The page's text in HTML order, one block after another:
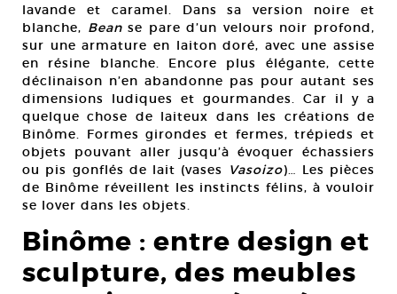
lavande et caramel. Dans sa version noire et
blanche, Beanse pare d’un velours noir profond,
sur une armature en laiton doré, avec une assise
en résine blanche. Encore plus élégante, cette
déclinaison n’en abandonne pas pour autant ses
dimensions ludiques et gourmandes. Car il y a
quelque chose de laiteux dans les créations de
Binôme. Formes girondes et fermes, trépieds et
objets pouvant aller jusqu’à évoquer échassiers
ou pis gonflés de lait (vases
Vasoizo)… Les pièces
de Binôme réveillent les instincts félins, à vouloir
se lover dans les objets.
Binôme : entre design et
sculpture, des meubles